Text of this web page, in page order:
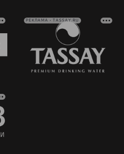
РЕКЛАМА • TASSAY.RU